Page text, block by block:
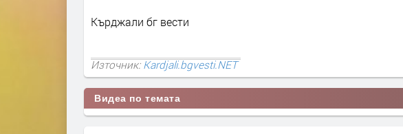
Кърджали бг вести
Източник:Kardjali.bgvesti.NET
Видеа по темата